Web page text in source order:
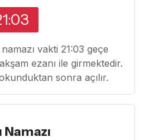
vakti 21:03 geçe
ezanı ile girmektedir.
sonra açılır.
Namazı